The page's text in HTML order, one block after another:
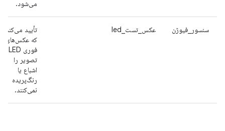
می‌شود.
سنسور_فیوژن عکس_تست_led
تأیید می‌کند
که عکس‌های
فوری LED
تصویر را
اشباع یا
رنگ‌پریده
نمی‌کنند.